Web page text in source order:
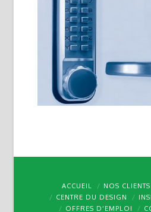
ACCUEIL NOS CLIENTS
CENTRE DU DESIGN
OFFRES D’EMPLOI